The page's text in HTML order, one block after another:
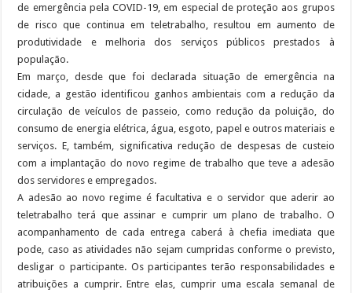
de emergência pela COVID-19, em especial de proteção aos grupos
de risco que continua em teletrabalho, resultou em aumento de
produtividade e melhoria dos serviços públicos prestados à
população.
Em março, desde que foi declarada situação de emergência na
cidade, a gestão identificou ganhos ambientais com a redução da
circulação de veículos de passeio, como redução da poluição, do
consumo de energia elétrica, água, esgoto, papel e outros materiais e
serviços. E, também, significativa redução de despesas de custeio
com a implantação do novo regime de trabalho que teve a adesão
dos servidores e empregados.
A adesão ao novo regime é facultativa e o servidor que aderir ao
teletrabalho terá que assinar e cumprir um plano de trabalho. O
acompanhamento de cada entrega caberá à chefia imediata que
pode, caso as atividades não sejam cumpridas conforme o previsto,
desligar o participante. Os participantes terão responsabilidades e
atribuições a cumprir. Entre elas, cumprir uma escala semanal de